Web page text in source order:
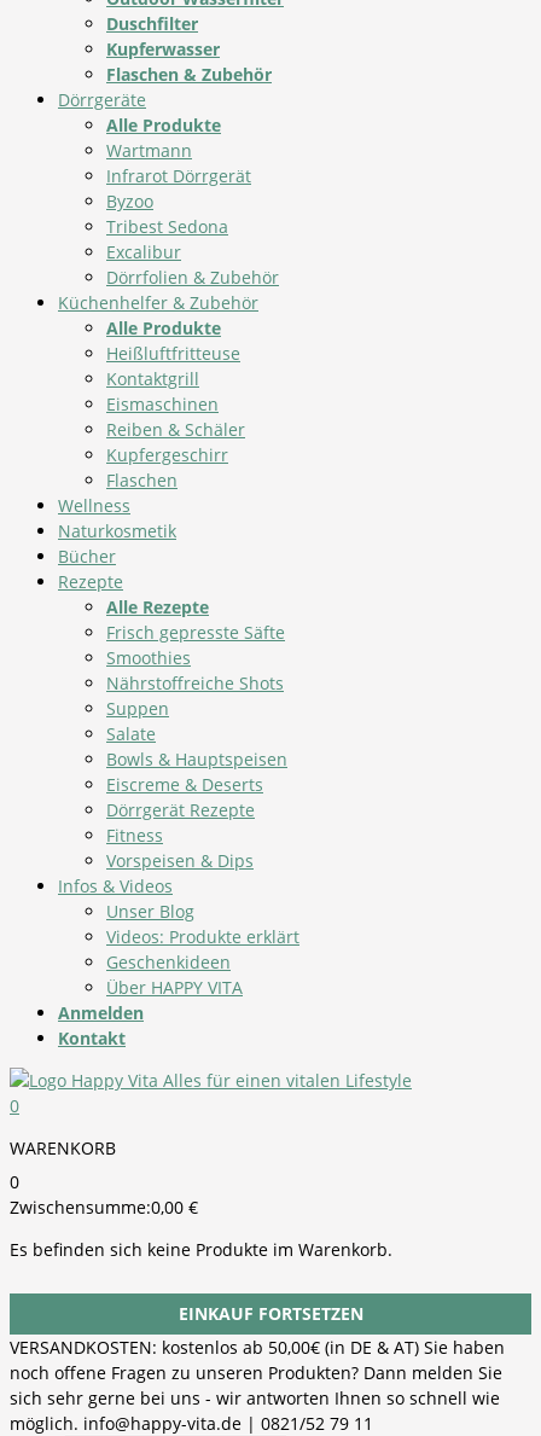
Duschfilter
Kupferwasser
Flaschen & Zubehör
Dörrgeräte
Alle Produkte
Wartmann
Infrarot Dörrgerät
Byzoo
Tribest Sedona
Excalibur
Dörrfolien & Zubehör
Küchenhelfer & Zubehör
Alle Produkte
Heißluftfritteuse
Kontaktgrill
Eismaschinen
Reiben & Schäler
Kupfergeschirr
Flaschen
Wellness
Naturkosmetik
Bücher
Rezepte
Alle Rezepte
Frisch gepresste Säfte
Smoothies
Nährstoffreiche Shots
Suppen
Salate
Bowls & Hauptspeisen
Eiscreme & Deserts
Dörrgerät Rezepte
Fitness
Vorspeisen & Dips
Infos & Videos
Unser Blog
Videos: Produkte erklärt
Geschenkideen
Über HAPPY VITA
Anmelden
Kontakt
0
WARENKORB
0
Zwischensumme:0,00 €
Es befinden sich keine Produkte im Warenkorb.
EINKAUF FORTSETZEN
VERSANDKOSTEN: kostenlos ab 50,00€ (in DE & AT) Sie haben
noch offene Fragen zu unseren Produkten? Dann melden Sie
sich sehr gerne bei uns - wir antworten Ihnen so schnell wie
möglich. info@happy-vita.de | 0821/52 79 11